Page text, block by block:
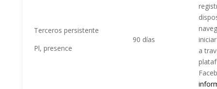
Terceros persistente
Pl, presence
90 días
a